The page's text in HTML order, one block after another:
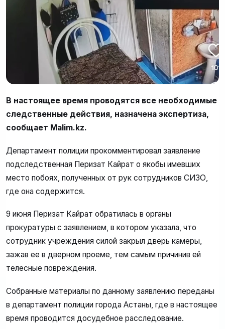
В настоящее время проводятся все необходимые
следственные действия, назначена экспертиза,
сообщает Malim.kz.
Департамент полиции прокомментировал заявление
подследственная Перизат Кайрат о якобы имевших
место побоях, полученных от рук сотрудников СИЗО,
где она содержится.
9 июня Перизат Кайрат обратилась в органы
прокуратуры с заявлением, в котором указала, что
сотрудник учреждения силой закрыл дверь камеры,
зажав ее в дверном проеме, тем самым причинив ей
телесные повреждения.
Собранные материалы по данному заявлению переданы
в департамент полиции города Астаны, где в настоящее
время проводится досудебное расследование.